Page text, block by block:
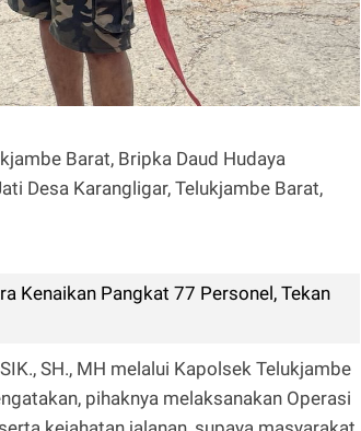
Barat, Bripka Daud Hudaya
Desa Karangligar, Telukjambe Barat,
Kenaikan Pangkat 77 Personel, Tekan
SH., MH melalui Kapolsek Telukjambe
pihaknya melaksanakan Operasi